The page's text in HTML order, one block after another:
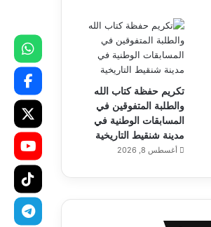
تكريم حفظة كتاب الله
والطلبة المتفوقين في
المسابقات الوطنية في
مدينة شنقيط التاريخية
أغسطس 8, 2026